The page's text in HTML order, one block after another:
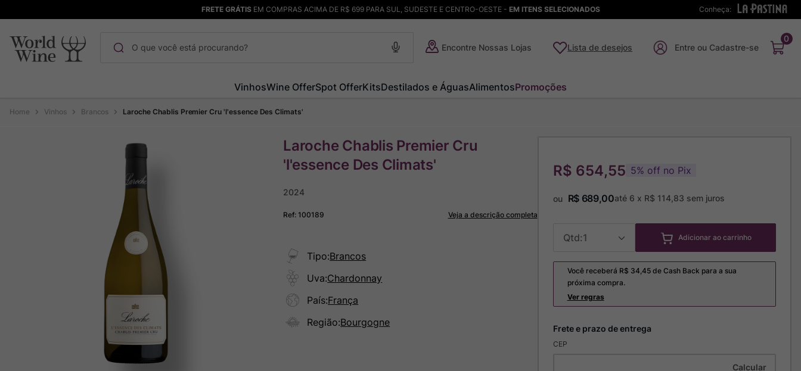
Conheça:
FRETE GRÁTISEM COMPRAS ACIMA DE R$ 699 PARA SUL, SUDESTE E CENTRO-OESTE - EM ITENS SELECIONADOS
Encontre Nossas Lojas Lista de desejos
0
VinhosWine OfferSpot OfferKitsDestilados e ÁguasAlimentosPromoções
Vinhos Brancos Laroche Chablis Premier Cru 'l'essence Des Climats'
Laroche Chablis Premier Cru
'l'essence Des Climats'
2024
Ref:100189 Veja a descrição completa
Tipo:Brancos
Uva:Chardonnay
País:França
Região:Bourgogne
R$ 654,55 5% off no Pix
ou R$ 689,00até 6 x R$ 114,83 sem juros
1 Adicionar ao carrinho
Você receberá R$ 34,45de Cash Back para a sua
próxima compra.
Ver regras
CEP
1º Maçanita
Bodega Garzon
Ver Sacrum
Champagne